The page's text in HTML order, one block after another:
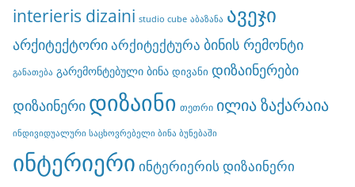
interieris dizaini studio cube აბაზანა ავეჯი
არქიტექტორიარქიტექტურა ბინის რემონტი
განათება გარემონტებული ბინა დივანი დიზაინერები
დიზაინერი დიზაინი თეთრი ილია ზაქარაია
ინდივიდუალური საცხოვრებელი ბინა ბუნებაში
ინტერიერი ინტერიერის დიზაინერი